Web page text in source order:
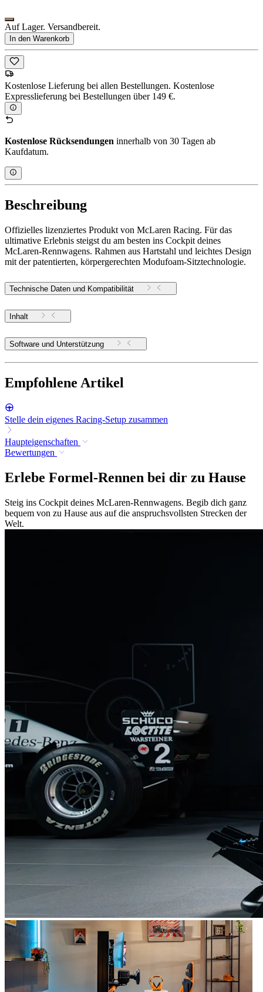
Auf Lager. Versandbereit.
In den Warenkorb
Kostenlose Lieferung bei allen Bestellungen. Kostenlose
Expresslieferung bei Bestellungen über 149 €.
Kostenlose Rücksendungen innerhalb von 30 Tagen ab
Kaufdatum.
Beschreibung
Offizielles lizenziertes Produkt von McLaren Racing. Für das
ultimative Erlebnis steigst du am besten ins Cockpit deines
McLaren-Rennwagens. Rahmen aus Hartstahl und leichtes Design
mit der patentierten, körpergerechten Modufoam-Sitztechnologie.
Technische Daten und Kompatibilität
Inhalt
Software und Unterstützung
Empfohlene Artikel
Stelle dein eigenes Racing-Setup zusammen
Haupteigenschaften
Bewertungen
Erlebe Formel-Rennen bei dir zu Hause
Steig ins Cockpit deines McLaren-Rennwagens. Begib dich ganz
bequem von zu Hause aus auf die anspruchsvollsten Strecken der
Welt.